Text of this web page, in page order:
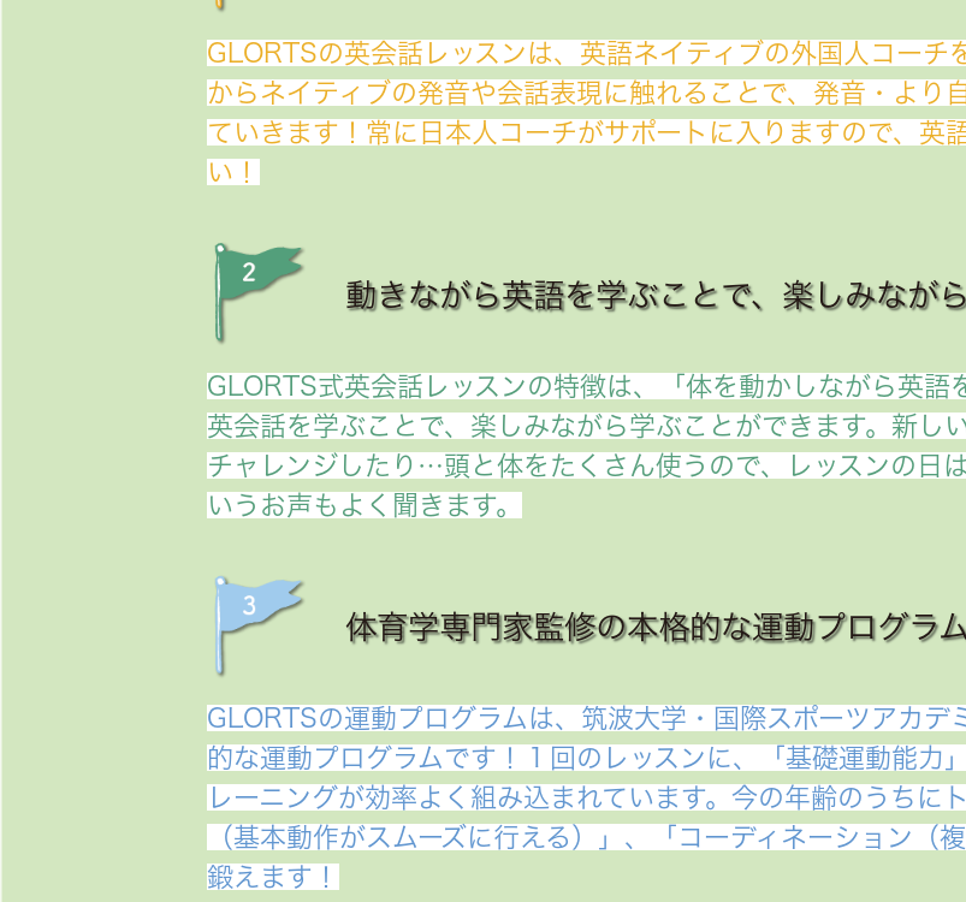
GLORTSの英会話レッスンは、英語ネイティブの外国人コーチ
からネイティブの発音や会話表現に触れることで、発音・より
ていきます！常に日本人コーチがサポートに入りますので、英
い！
動きながら英語を学ぶことで、楽しみなが
GLORTS式英会話レッスンの特徴は、「体を動かしながら英語
英会話を学ぶことで、楽しみながら学ぶことができます。新し
チャレンジしたり…頭と体をたくさん使うので、レッスンの日
いうお声もよく聞きます。
体育学専門家監修の本格的な運動プログラ
GLORTSの運動プログラムは、筑波大学・国際スポーツアカ
的な運動プログラムです！１回のレッスンに、「基礎運動能力
レーニングが効率よく組み込まれています。今の年齢のうちに
（基本動作がスムーズに行える）」、「コーディネーション（
鍛えます！